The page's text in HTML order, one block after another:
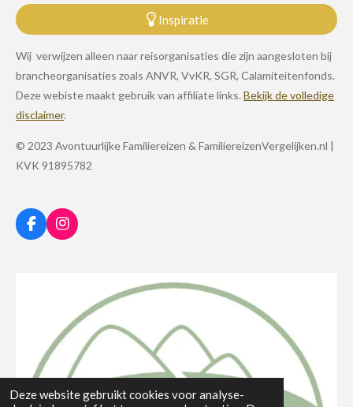
Deze website gebruikt cookies voor analyse-
Inspiratie
Wij verwijzen alleen naar reisorganisaties die zijn aangesloten bij
brancheorganisaties zoals ANVR, VvKR, SGR, Calamiteitenfonds.
Deze webiste maakt gebruik van affiliate links. Bekijk de volledige
disclaimer.
© 2023 Avontuurlijke Familiereizen & FamiliereizenVergelijken.nl |
KVK 91895782
F
a
I
n
a
m